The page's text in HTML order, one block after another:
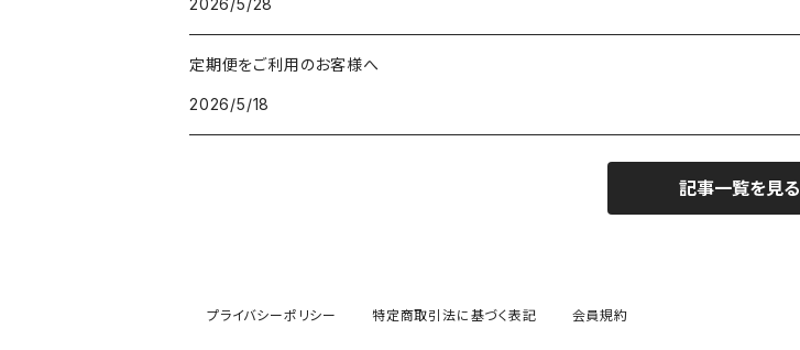
V3ネムリップ
ボディ用
2026/5/28
定期便をご利用のお客様へ
2026/5/18
記事一覧を見る
プライバシーポリシー 特定商取引法に基づく表記 会員規約